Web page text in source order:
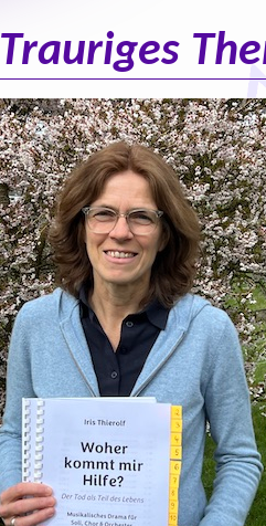
Trauriges